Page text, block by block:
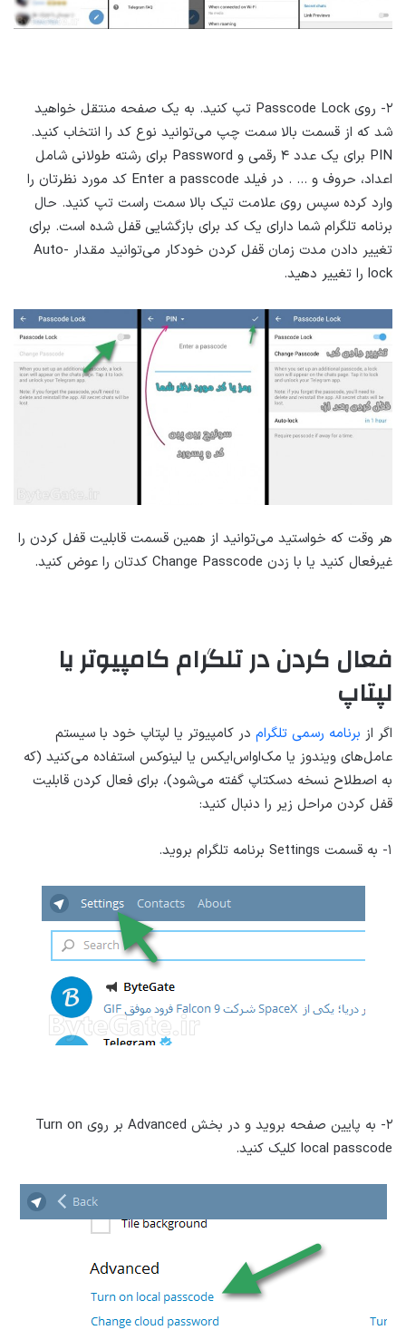
۲- روی Passcode Lock تپ کنید. به یک صفحه منتقل خواهید
شد که از قسمت بالا سمت چپ می‌توانید نوع کد را انتخاب کنید.
PIN برای یک عدد ۴ رقمی و Password برای رشته طولانی شامل
اعداد، حروف و … . در فیلد Enter a passcode کد مورد نظرتان را
وارد کرده سپس روی علامت تیک بالا سمت راست تپ کنید. حال
برنامه تلگرام شما دارای یک کد برای بازگشایی قفل شده است. برای
تغییر دادن مدت زمان قفل کردن خودکار می‌توانید مقدار Auto-
lock را تغییر دهید.
هر وقت که خواستید می‌توانید از همین قسمت قابلیت قفل کردن را
غیرفعال کنید یا با زدن Change Passcode کدتان را عوض کنید.
فعال کردن در تلگرام کامپیوتر یا
لپتاپ
اگر از برنامه رسمی تلگرام در کامپیوتر یا لپتاپ خود با سیستم
عامل‌های ویندوز یا مک‌او‌اس‌ایکس یا لینوکس استفاده می‌کنید (که
به اصطلاح نسخه دسکتاپ گفته می‌شود)، برای فعال کردن قابلیت
قفل کردن مراحل زیر را دنبال کنید:
۱- به قسمت Settings برنامه تلگرام بروید.
۲- به پایین صفحه بروید و در بخش Advanced بر روی Turn on
local passcode کلیک کنید.